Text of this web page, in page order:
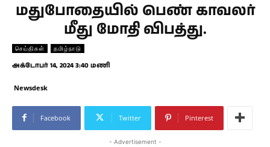
மதுபோதையில் பெண் காவலர்
மீது மோதி விபத்து.
செய்திகள் தமிழ்நாடு
அக்டோபர் 14, 2024 3:40 மணி
Newsdesk
Facebook Twitter Pinterest
- Advertisement -